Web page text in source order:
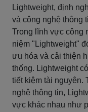
Lightweight, định
và công nghệ thông
Trong lĩnh vực công
niệm "Lightweight"
ưu hóa và cải thiện
thống. Lightweight
tiết kiệm tài nguyên.
nghệ thông tin,
vực khác nhau như